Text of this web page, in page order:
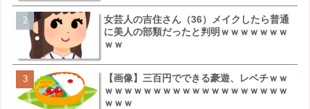
女芸人の吉住さん（36）メイクしたら普通
に美人の部類だったと判明ｗｗｗｗｗｗｗ
ｗｗ
【画像】三百円でできる豪遊、レベチｗｗ
ｗｗｗｗｗｗｗｗｗｗｗｗｗｗｗｗｗｗｗ
ｗｗｗ
松本若菜(42歳)とかいう突
ばさん女優ｗｗｗｗｗｗｗ
鬼越トマホーク良ちゃん、
クビにｗｗｗ